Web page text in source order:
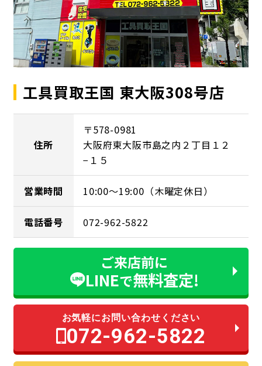
工具買取王国 東大阪308号店
住所
〒578-0981
大阪府東大阪市島之内２丁目１２
−１５
営業時間 10:00～19:00（木曜定休日）
電話番号 072-962-5822
ご来店前に
LINEで無料査定!
お気軽にお問い合わせください
072-962-5822